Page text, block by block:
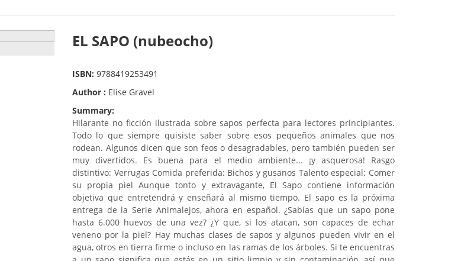
EL SAPO (nubeocho)
ISBN: 9788419253491
Author : Elise Gravel
Summary:
Hilarante no ficción ilustrada sobre sapos perfecta para lectores principiantes.
Todo lo que siempre quisiste saber sobre esos pequeños animales que nos
rodean. Algunos dicen que son feos o desagradables, pero también pueden ser
muy divertidos. Es buena para el medio ambiente... ¡y asquerosa! Rasgo
distintivo: Verrugas Comida preferida: Bichos y gusanos Talento especial: Comer
su propia piel Aunque tonto y extravagante, El Sapo contiene información
objetiva que entretendrá y enseñará al mismo tiempo. El sapo es la próxima
entrega de la Serie Animalejos, ahora en español. ¿Sabías que un sapo pone
hasta 6.000 huevos de una vez? ¿Y que, si los atacan, son capaces de echar
veneno por la piel? Hay muchas clases de sapos y algunos pueden vivir en el
agua, otros en tierra firme o incluso en las ramas de los árboles. Si te encuentras